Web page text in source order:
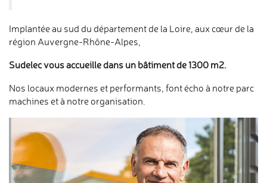
Implantée au sud du département de la Loire, aux cœur de la
région Auvergne-Rhône-Alpes,
Sudelec vous accueille dans un bâtiment de 1300 m2.
Nos locaux modernes et performants, font écho à notre parc
machines et à notre organisation.